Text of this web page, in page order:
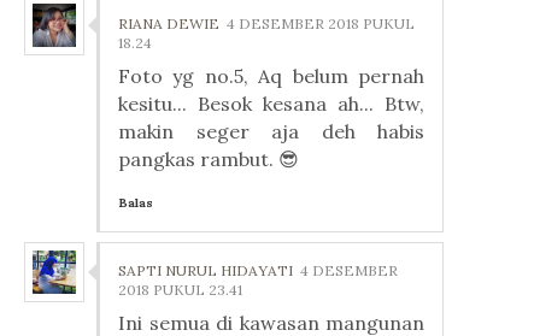
RIANA DEWIE 4 DESEMBER 2018 PUKUL
18.24
Foto yg no.5, Aq belum pernah
kesitu... Besok kesana ah... Btw,
makin seger aja deh habis
pangkas rambut. 😎
Balas
SAPTI NURUL HIDAYATI 4 DESEMBER
2018 PUKUL 23.41
Ini semua di kawasan mangunan